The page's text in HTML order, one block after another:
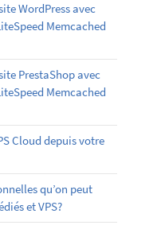
WordPress avec
Memcached
PrestaShop avec
Memcached
Cloud depuis votre
qu’on peut
et VPS?